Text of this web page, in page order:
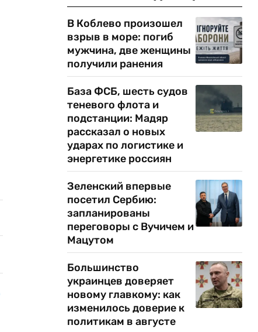
В Коблево произошел
взрыв в море: погиб
мужчина, две женщины
получили ранения
База ФСБ, шесть судов
теневого флота и
подстанции: Мадяр
рассказал о новых
ударах по логистике и
энергетике россиян
Зеленский впервые
посетил Сербию:
запланированы
переговоры с Вучичем и
Мацутом
Большинство
украинцев доверяет
новому главкому: как
изменилось доверие к
политикам в августе